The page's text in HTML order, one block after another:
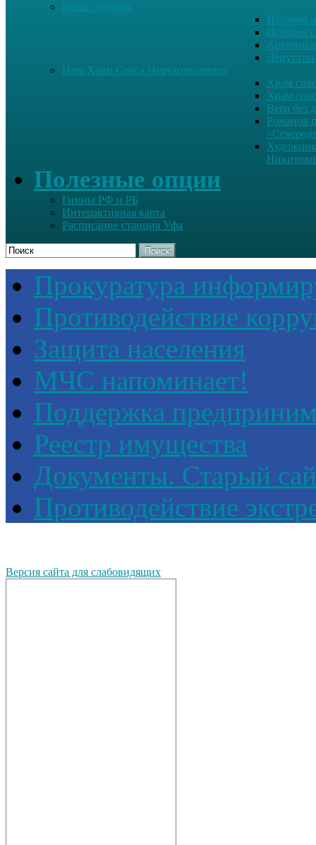
Наша история
История
История
Наш Храм Спаса Нерукотворного
Храм
Храм
Вера без
Романов
Полезные опции
Гимны РФ и РБ
Интерактивная карта
Расписание станция Уфа
Поиск
Прокуратура
Противодействие
Защита населения
МЧС напоминает!
Поддержка
Реестр имущества
Документы. Старый
Противодействие
Версия сайта для слабовидящих